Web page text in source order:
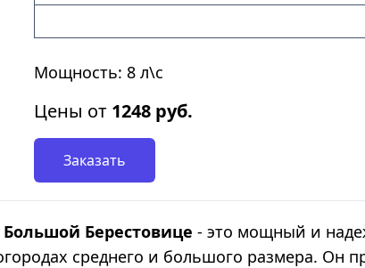
Мощность: 8 л\с
Цены от 1248 руб.
Заказать
Большой Берестовице - это мощный и
среднего и большого размера. Он